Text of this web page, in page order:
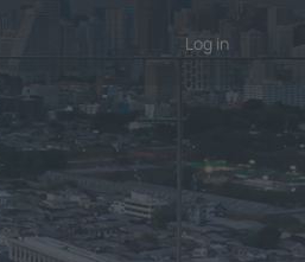
Log in